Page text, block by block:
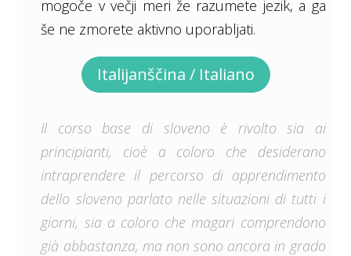
mogoče v večji meri že razumete jezik, a ga
še ne zmorete aktivno uporabljati.
Italijanščina / Italiano
Il corso base di sloveno è rivolto sia ai
principianti, cioè a coloro che desiderano
intraprendere il percorso di apprendimento
dello sloveno parlato nelle situazioni di tutti i
giorni, sia a coloro che magari comprendono
già abbastanza, ma non sono ancora in grado